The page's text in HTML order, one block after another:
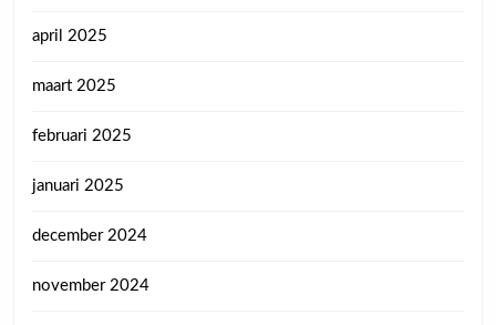
april 2025
maart 2025
februari 2025
januari 2025
december 2024
november 2024